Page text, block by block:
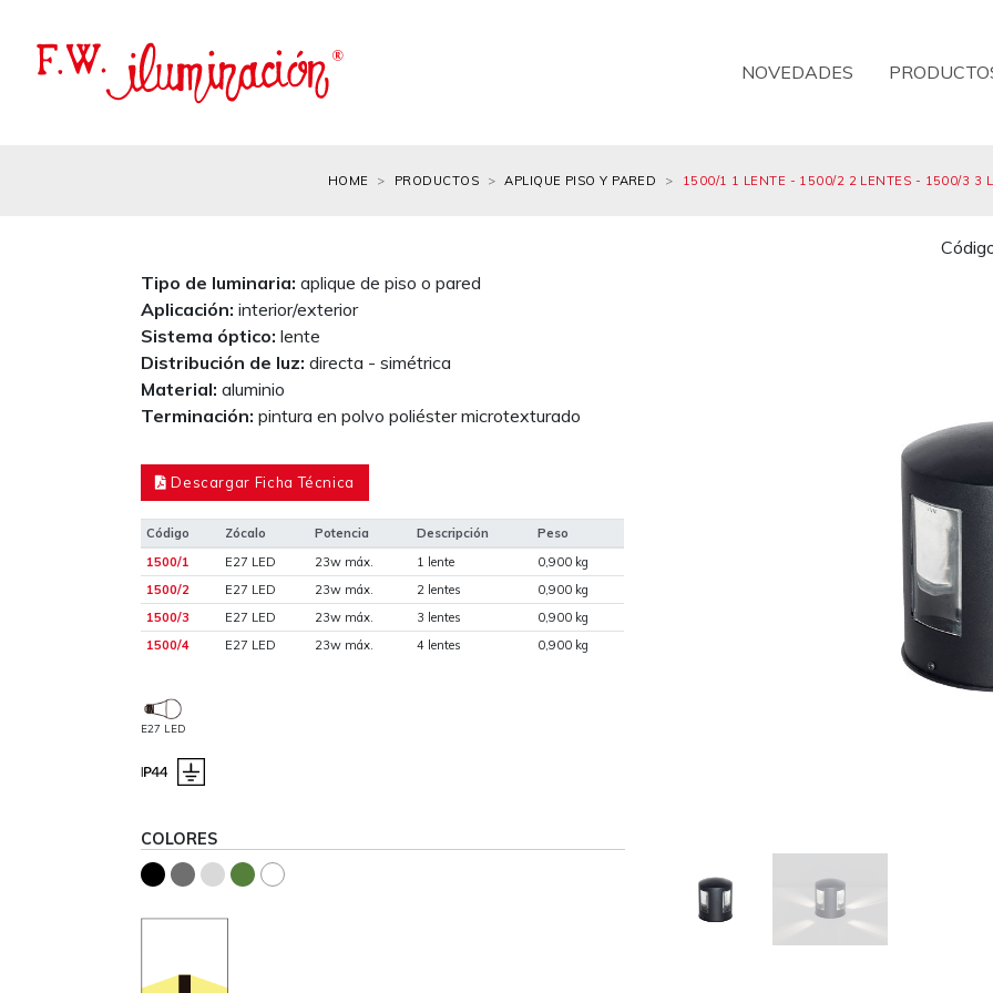
NOVEDADES
HOME PRODUCTOS APLIQUE PISO Y PARED 1500/1 1 LENTE - 1500/2 2 LENTES - 1500/3 3
Tipo de luminaria: aplique de piso o pared
Aplicación: interior/exterior
Sistema óptico: lente
Distribución de luz: directa - simétrica
Material: aluminio
Terminación: pintura en polvo poliéster microtexturado
Descargar Ficha Técnica
Código Zócalo Potencia Descripción
Peso
1500/1
E27 LED 23w máx. 1 lente
0,900 kg
1500/2
E27 LED 23w máx. 2 lentes
0,900 kg
1500/3
E27 LED 23w máx. 3 lentes
0,900 kg
1500/4
E27 LED 23w máx. 4 lentes 0,900 kg
E27 LED
COLORES